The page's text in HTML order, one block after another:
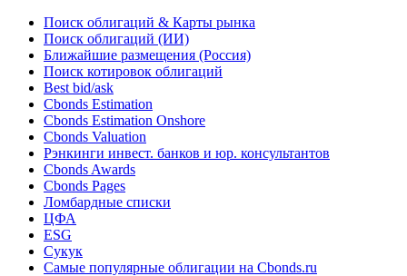
Поиск облигаций & Карты рынка
Поиск облигаций (ИИ)
Ближайшие размещения (Россия)
Поиск котировок облигаций
Best bid/ask
Cbonds Estimation
Cbonds Estimation Onshore
Cbonds Valuation
Рэнкинги инвест. банков и юр. консультантов
Cbonds Awards
Cbonds Pages
Ломбардные списки
ЦФА
ESG
Сукук
Самые популярные облигации на Cbonds.ru